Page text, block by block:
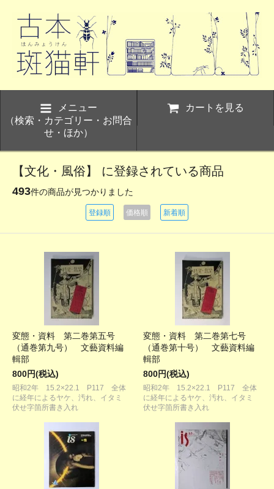
メニュー
（検索・カテゴリー・お問合
せ・ほか）
カートを見る
【文化・風俗】 に登録されている商品
493件の商品が見つかりました
登録順 価格順 新着順
変態・資料 第二巻第五号
（通巻第九号） 文藝資料編
輯部
800円(税込)
昭和2年 15.2×22.1 P117 全体
に経年によるヤケ、汚れ、イタミ
伏せ字箇所書き入れ
変態・資料 第二巻第七号
（通巻第十号） 文藝資料編
輯部
800円(税込)
昭和2年 15.2×22.1 P117 全体
に経年によるヤケ、汚れ、イタミ
伏せ字箇所書き入れ